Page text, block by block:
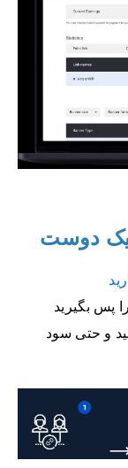
و حتی سود